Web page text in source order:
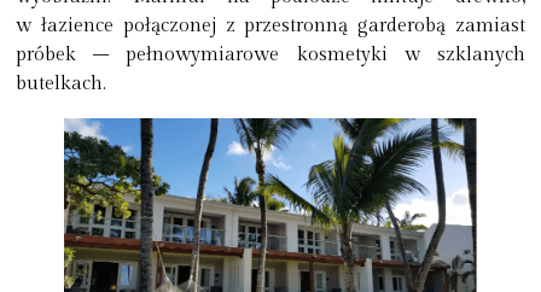
w łazience połączonej z przestronną garderobą zamiast
próbek – pełnowymiarowe kosmetyki w szklanych
butelkach.